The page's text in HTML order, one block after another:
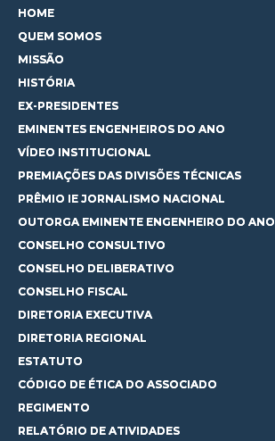
HOME
QUEM SOMOS
MISSÃO
HISTÓRIA
EX-PRESIDENTES
EMINENTES ENGENHEIROS DO ANO
VÍDEO INSTITUCIONAL
PREMIAÇÕES DAS DIVISÕES TÉCNICAS
PRÊMIO IE JORNALISMO NACIONAL
OUTORGA EMINENTE ENGENHEIRO DO ANO
CONSELHO CONSULTIVO
CONSELHO DELIBERATIVO
CONSELHO FISCAL
DIRETORIA EXECUTIVA
DIRETORIA REGIONAL
ESTATUTO
CÓDIGO DE ÉTICA DO ASSOCIADO
REGIMENTO
RELATÓRIO DE ATIVIDADES